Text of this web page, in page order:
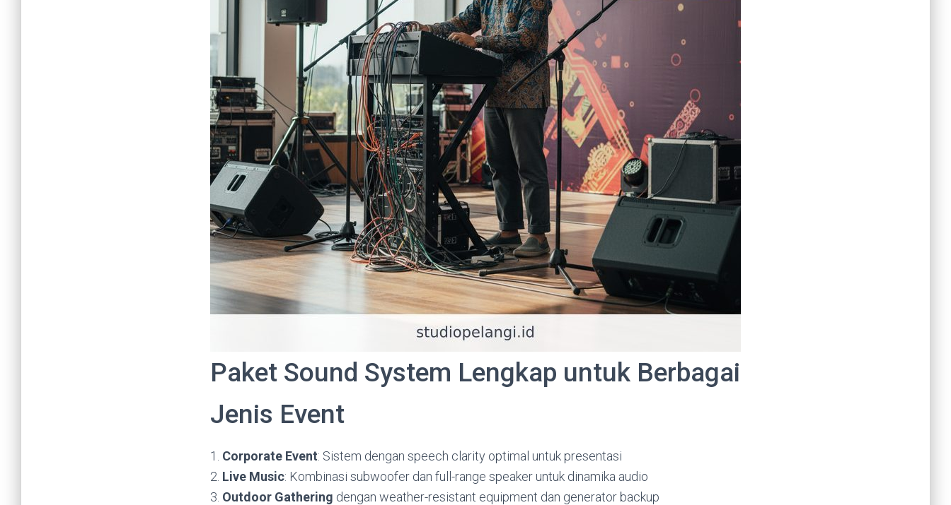
Paket Sound System Lengkap untuk Berbagai
Jenis Event
1. Corporate Event: Sistem dengan speech clarity optimal untuk presentasi
2. Live Music: Kombinasi subwoofer dan full-range speaker untuk dinamika audio
3. Outdoor Gathering dengan weather-resistant equipment dan generator backup